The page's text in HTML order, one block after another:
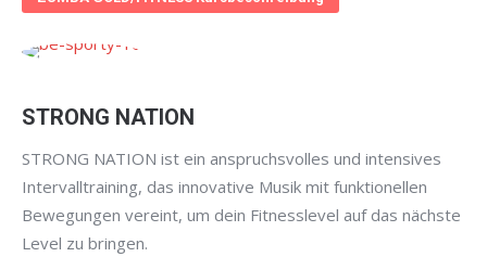
STRONG NATION
STRONG NATION ist ein anspruchsvolles und intensives
Intervalltraining, das innovative Musik mit funktionellen
Bewegungen vereint, um dein Fitnesslevel auf das nächste
Level zu bringen.